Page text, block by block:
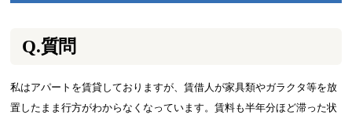
Q.質問
私はアパートを賃貸しておりますが、賃借人が家具類やガラクタ等を放
置したまま行方がわからなくなっています。賃料も半年分ほど滞った状